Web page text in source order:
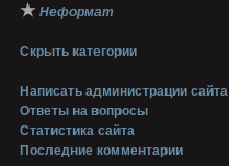
★ Неформат
Скрыть категории
Написать администрации сайта
Ответы на вопросы
Статистика сайта
Последние комментарии